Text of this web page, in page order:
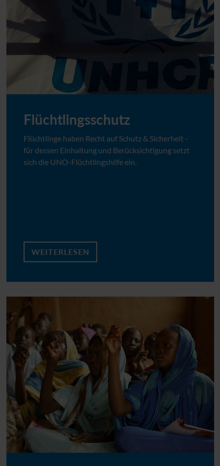
Flüchtlingsschutz
Flüchtlinge haben Recht auf Schutz & Sicherheit -
für dessen Einhaltung und Berücksichtigung setzt
sich die UNO-Flüchtlingshilfe ein.
WEITERLESEN